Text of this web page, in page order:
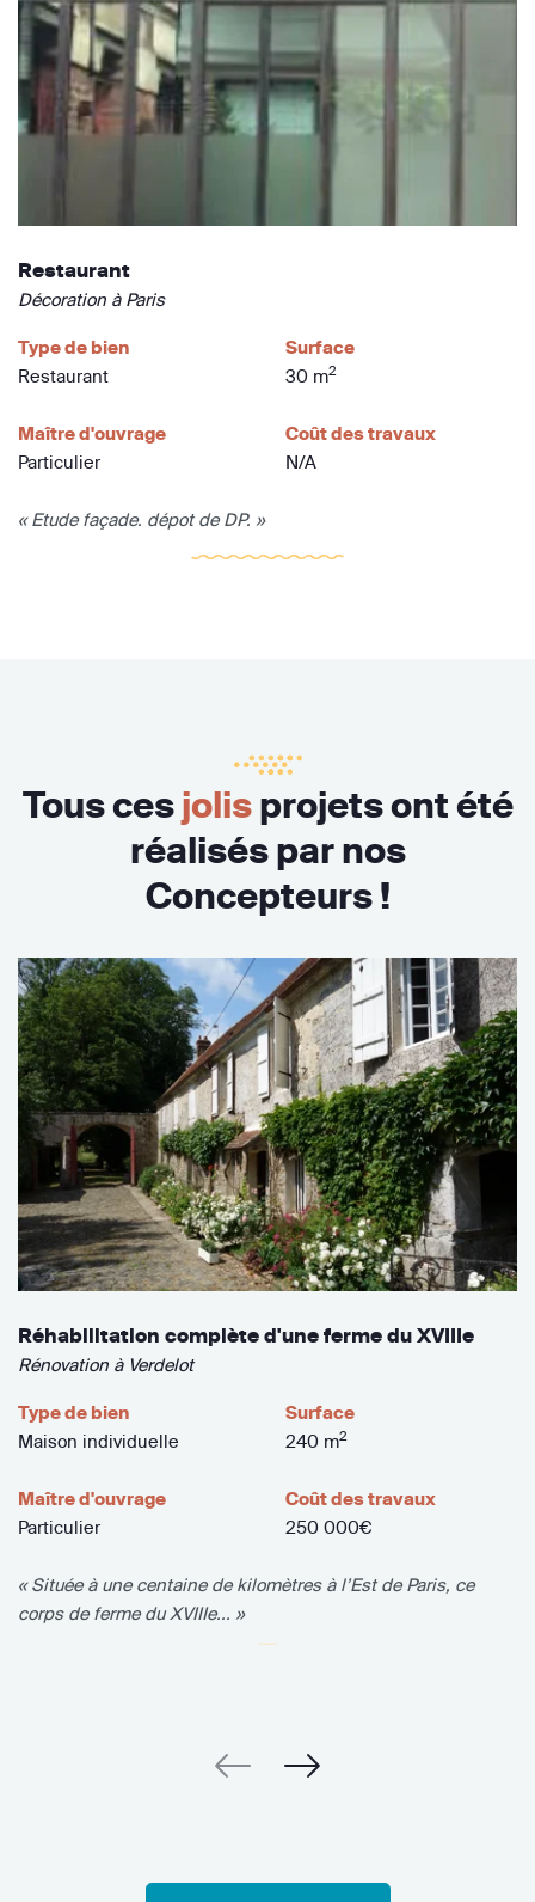
Restaurant
Décoration à Paris
Type de bien
Restaurant
Surface
30 m2
Maître d'ouvrage
Particulier
Coût des travaux
N/A
« Etude façade. dépot de DP. »
Tous cesjolisprojets ont été
réalisés par nos
Concepteurs !
Réhabilitation complète d'une ferme du XVIIIe
Rénovation à Verdelot
Type de bien
Maison individuelle
Surface
240 m2
Maître d'ouvrage
Particulier
Coût des travaux
250 000€
« Située à une centaine de kilomètres à l’Est de Paris, ce
corps de ferme du XVIIIe... »